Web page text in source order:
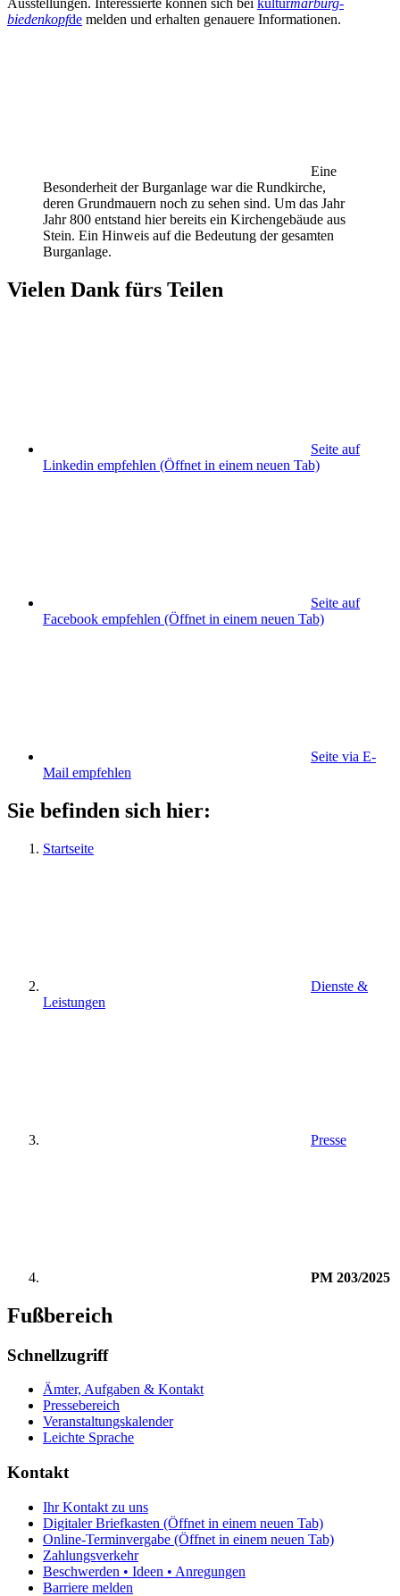
Ausstellungen. Interessierte können sich bei kulturmarburg-
biedenkopfde melden und erhalten genauere Informationen.
Eine
Besonderheit der Burganlage war die Rundkirche,
deren Grundmauern noch zu sehen sind. Um das Jahr
Jahr 800 entstand hier bereits ein Kirchengebäude aus
Stein. Ein Hinweis auf die Bedeutung der gesamten
Burganlage.
Vielen Dank fürs Teilen
Seite auf
Linkedin empfehlen (Öffnet in einem neuen Tab)
Seite auf
Facebook empfehlen (Öffnet in einem neuen Tab)
Seite via E-
Mail empfehlen
Sie befinden sich hier:
Startseite
Dienste &
Leistungen
Presse
PM 203/2025
Fußbereich
Schnellzugriff
Ämter, Aufgaben & Kontakt
Pressebereich
Veranstaltungskalender
Leichte Sprache
Kontakt
Ihr Kontakt zu uns
Digitaler Briefkasten (Öffnet in einem neuen Tab)
Online-Terminvergabe (Öffnet in einem neuen Tab)
Zahlungsverkehr
Beschwerden • Ideen • Anregungen
Barriere melden